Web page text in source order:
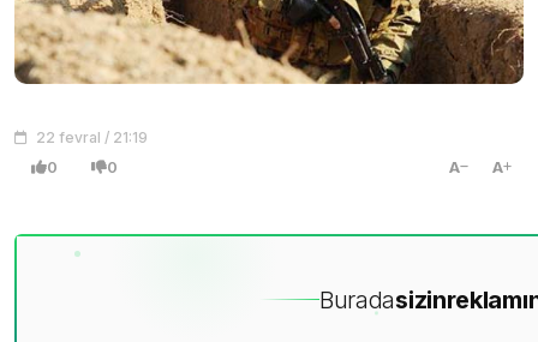
22 fevral / 21:19
0 0 A A
Buradasizin